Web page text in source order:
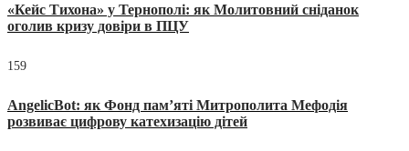
«Кейс Тихона» у Тернополі: як Молитовний сніданок
оголив кризу довіри в ПЦУ
159
AngelicBot: як Фонд пам’яті Митрополита Мефодія
розвиває цифрову катехизацію дітей